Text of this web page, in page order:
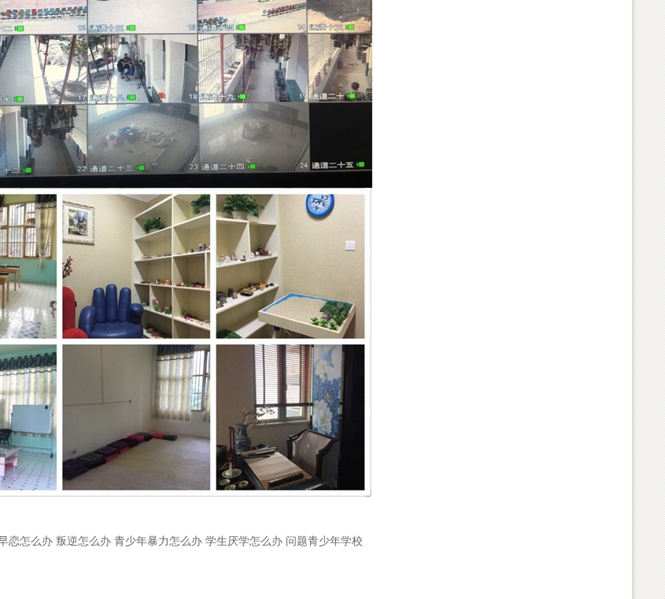
怎么办 叛逆怎么办 青少年暴力怎么办 学生厌学怎么办 问题青少年学校